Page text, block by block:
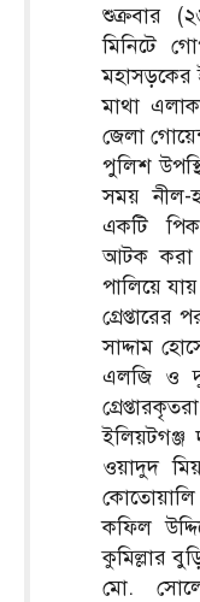
শুক্রবার
মিনিটে
মহাসড়কের
মাথা
জেলা
পুলিশ
সময় নীল-
একটি
আটক করা
পালিয়ে
গ্রেপ্তারের
সাদ্দাম
এলজি ও
ইলিয়টগঞ্জ
ওয়াদুদ
কফিল
কুমিল্লার
মো.